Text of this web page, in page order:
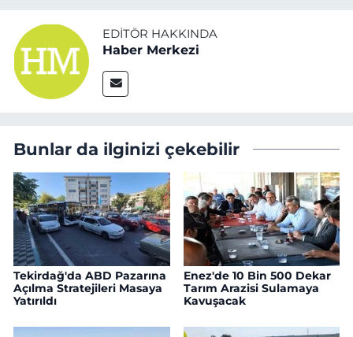
EDITÖR HAKKINDA
Haber Merkezi
Bunlar da ilginizi çekebilir
Tekirdağ'da ABD Pazarına
Açılma Stratejileri Masaya
Yatırıldı
Enez'de 10 Bin 500 Dekar
Tarım Arazisi Sulamaya
Kavuşacak